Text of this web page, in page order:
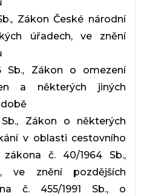
Zákon České národní
úřadech, ve znění
Sb., Zákon o omezení
a některých jiných
Zákon o některých
v oblasti cestovního
č. 40/1964 Sb.,
ve znění pozdějších
č. 455/1991 Sb., o